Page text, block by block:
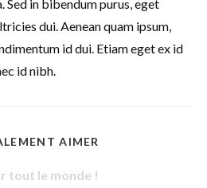
in bibendum purus, eget
dui. Aenean quam ipsum,
id dui. Etiam eget ex id
id nibh.
AIMER
tout le monde !